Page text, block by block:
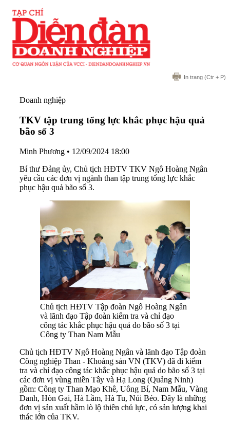
In trang (Ctr + P)
Doanh nghiệp
TKV tập trung tổng lực khắc phục hậu quả
bão số 3
Minh Phương • 12/09/2024 18:00
Bí thư Đảng ủy, Chủ tịch HĐTV TKV Ngô Hoàng Ngân
yêu cầu các đơn vị ngành than tập trung tổng lực khắc
phục hậu quả bão số 3.
Chủ tịch HĐTV Tập đoàn Ngô Hoàng Ngân
và lãnh đạo Tập đoàn kiểm tra và chỉ đạo
công tác khắc phục hậu quả do bão số 3 tại
Công ty Than Nam Mẫu
Chủ tịch HĐTV Ngô Hoàng Ngân và lãnh đạo Tập đoàn
Công nghiệp Than - Khoáng sản VN (TKV) đã đi kiểm
tra và chỉ đạo công tác khắc phục hậu quả do bão số 3 tại
các đơn vị vùng miền Tây và Hạ Long (Quảng Ninh)
gồm: Công ty Than Mạo Khê, Uông Bí, Nam Mẫu, Vàng
Danh, Hòn Gai, Hà Lầm, Hà Tu, Núi Béo. Đây là những
đơn vị sản xuất hầm lò lộ thiên chủ lực, có sản lượng khai
thác lớn của TKV.